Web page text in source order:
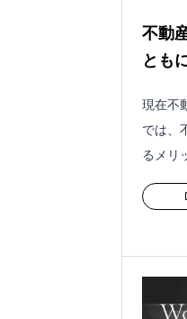
不動
とも
現在不
では、
るメリ